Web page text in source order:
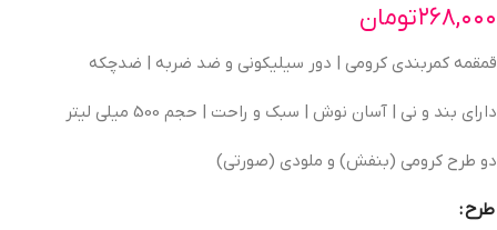
۲۶۸,۰۰۰تومان
قمقمه کمربندی کرومی | دور سیلیکونی و ضد ضربه | ضدچکه
دارای بند و نی | آسان نوش | سبک و راحت | حجم 500 میلی لیتر
دو طرح کرومی (بنفش) و ملودی (صورتی)
طرح